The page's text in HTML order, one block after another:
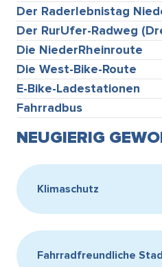
Der Raderlebnistag
Der RurUfer-Radweg
Die NiederRheinroute
Die West-Bike-Route
E-Bike-Ladestationen
Fahrradbus
NEUGIERIG
Klimaschutz
Fahrradfreundliche